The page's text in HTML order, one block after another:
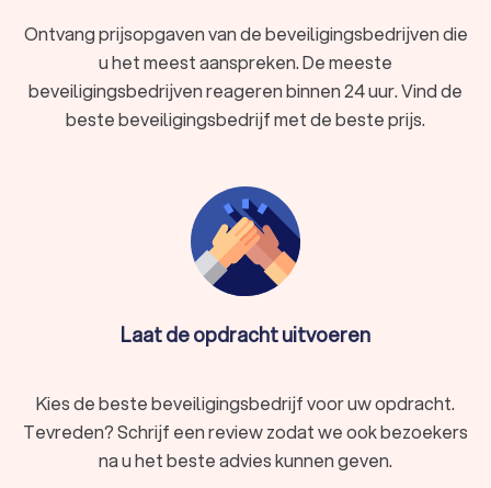
Ontvang prijsopgaven van de beveiligingsbedrijven die
u het meest aanspreken. De meeste
beveiligingsbedrijven reageren binnen 24 uur. Vind de
beste beveiligingsbedrijf met de beste prijs.
Laat de opdracht uitvoeren
Kies de beste beveiligingsbedrijf voor uw opdracht.
Tevreden? Schrijf een review zodat we ook bezoekers
na u het beste advies kunnen geven.